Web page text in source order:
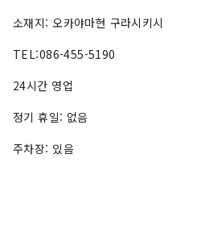
소재지: 오카야마현 구라시키시
TEL:086-455-5190
24시간 영업
정기 휴일: 없음
주차장: 있음